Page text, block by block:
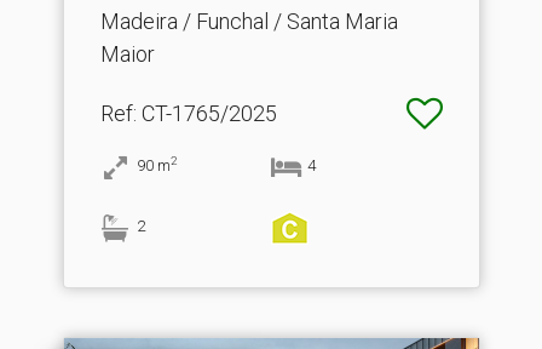
Madeira / Funchal / Santa Maria
Maior
Ref: CT-1765/2025
90 m2 4
2